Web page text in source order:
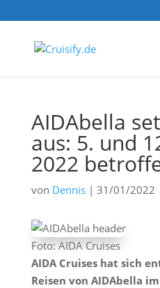
AIDAbella
aus: 5. und
2022
von Dennis| 31/01/2022
Foto: AIDA Cruises
AIDA Cruises hat sich
Reisen von AIDAbella